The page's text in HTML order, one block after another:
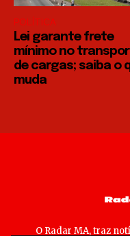
POLÍTICA
Lei garante frete
mínimo no
de cargas; saiba o
muda
O Radar MA, traz